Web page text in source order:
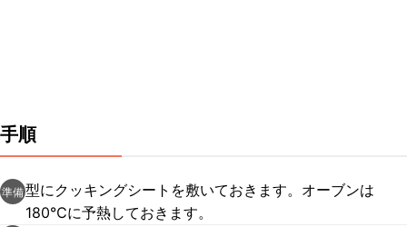
手順
準備型にクッキングシートを敷いておきます。オーブンは
180℃に予熱しておきます。